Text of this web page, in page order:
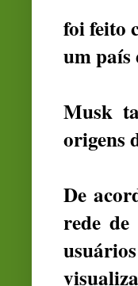
foi feito
um país
Musk
origens
De
rede